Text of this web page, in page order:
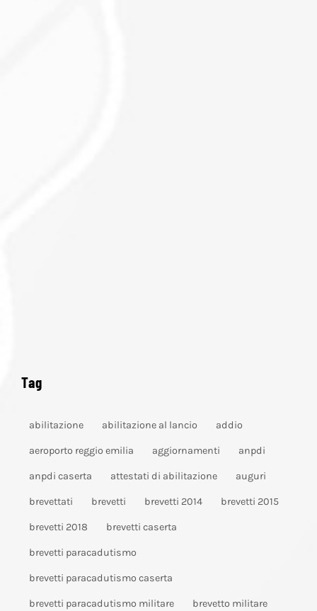
Tag
abilitazione abilitazione al lancio addio
aeroporto reggio emilia aggiornamenti anpdi
anpdi caserta attestati di abilitazione auguri
brevettati brevetti brevetti 2014 brevetti 2015
brevetti 2018 brevetti caserta
brevetti paracadutismo
brevetti paracadutismo caserta
brevetti paracadutismo militare brevetto militare